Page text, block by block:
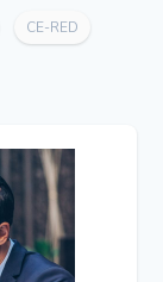
CE-RED